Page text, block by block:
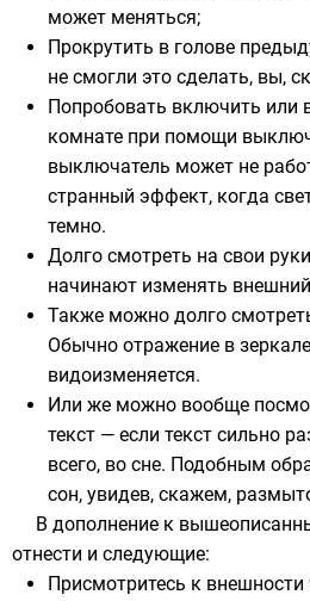
может меняться;
Прокрутить в голове
не смогли это сделать, вы,
Попробовать включить или
комнате при помощи
выключатель может не
странный эффект, когда
темно.
Долго смотреть на свои
начинают изменять
Также можно долго
Обычно отражение в
видоизменяется.
Или же можно вообще
текст — если текст сильно
всего, во сне. Подобным
сон, увидев, скажем,
В дополнение к
отнести и следующие:
Присмотритесь к внешности